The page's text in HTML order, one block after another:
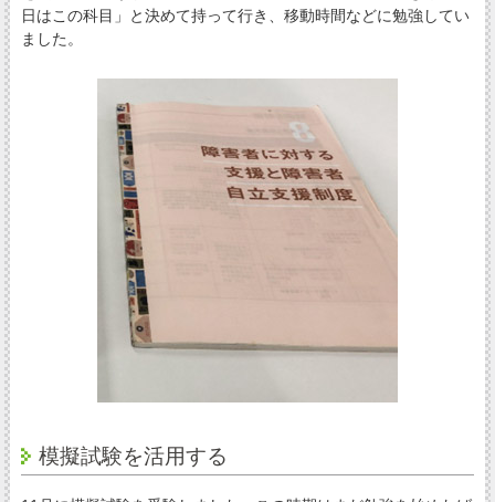
日はこの科目」と決めて持って行き、移動時間などに勉強してい
ました。
模擬試験を活用する